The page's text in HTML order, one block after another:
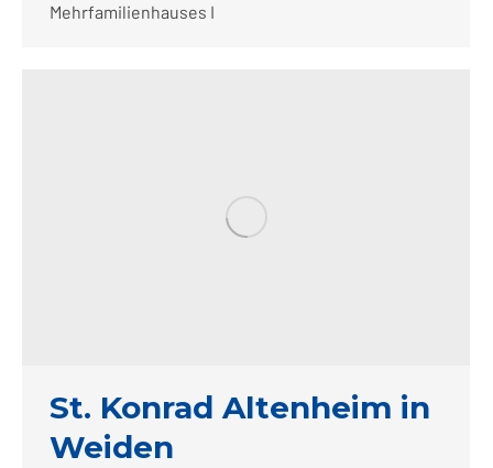
Mehrfamilienhauses I
St. Konrad Altenheim in
Weiden